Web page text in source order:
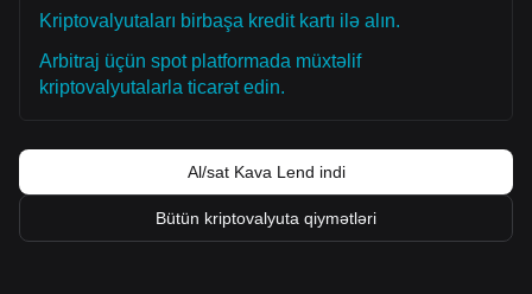
Kriptovalyutaları birbaşa kredit kartı ilə alın.
Arbitraj üçün spot platformada müxtəlif
kriptovalyutalarla ticarət edin.
Al/sat Kava Lend indi
Bütün kriptovalyuta qiymətləri